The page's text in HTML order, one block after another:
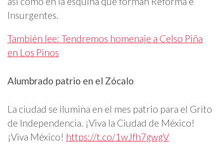
Insurgentes.
También lee: Tendremos homenaje a Celso Piña
en Los Pinos
Alumbrado patrio en el Zócalo
La ciudad se ilumina en el mes patrio para el Grito
de Independencia. ¡Viva la Ciudad de México!
¡Viva México! https://t.co/1wJfh7gwgV